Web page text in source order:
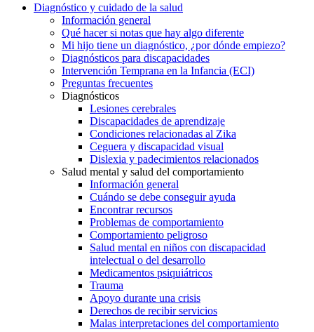
Diagnóstico y cuidado de la salud
Información general
Qué hacer si notas que hay algo diferente
Mi hijo tiene un diagnóstico, ¿por dónde empiezo?
Diagnósticos para discapacidades
Intervención Temprana en la Infancia (ECI)
Preguntas frecuentes
Diagnósticos
Lesiones cerebrales
Discapacidades de aprendizaje
Condiciones relacionadas al Zika
Ceguera y discapacidad visual
Dislexia y padecimientos relacionados
Salud mental y salud del comportamiento
Información general
Cuándo se debe conseguir ayuda
Encontrar recursos
Problemas de comportamiento
Comportamiento peligroso
Salud mental en niños con discapacidad
intelectual o del desarrollo
Medicamentos psiquiátricos
Trauma
Apoyo durante una crisis
Derechos de recibir servicios
Malas interpretaciones del comportamiento